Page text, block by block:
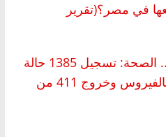
في مصر؟(تقرير
الإصابات تجاوزت 36 ألفًا.. الصحة: تسجيل 1385 حالة
جديدة بكورونا ووفاة 35 بالفيروس وخروج 411 من